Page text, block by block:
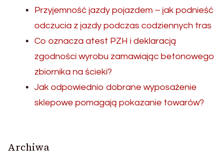
Przyjemność jazdy pojazdem – jak podnieść
odczucia z jazdy podczas codziennych tras
Co oznacza atest PZH i deklaracją
zgodności wyrobu zamawiając betonowego
zbiornika na ścieki?
Jak odpowiednio dobrane wyposażenie
sklepowe pomagają pokazanie towarów?
Archiwa